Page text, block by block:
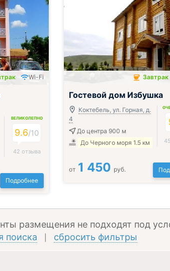
Wi-Fi
ВЕЛИКОЛЕПНО
9.6/10
42 отзыва
Подробнее
Завтрак включён
Завтрак
Гостевой дом Избушка
Коктебель, ул. Горная, д.
4
До центра 900 м
До Черного моря 1.5 км
от 1 450 руб.
размещения не подходят под
поиска
сбросить фильтры